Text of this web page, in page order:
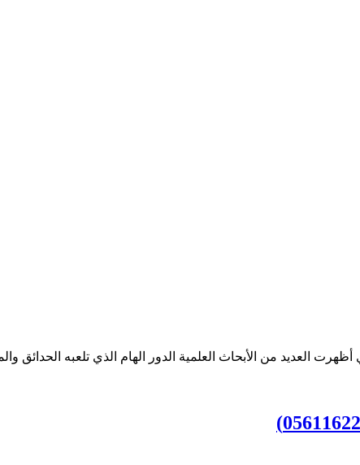
العديد من الأبحاث العلمية الدور الهام الذي تلعبه الحدائق